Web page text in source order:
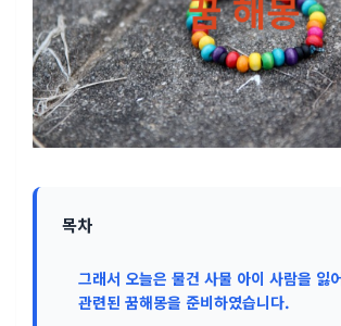
목차
그래서 오늘은 물건 사물 아이 사람을 잃
관련된 꿈해몽을 준비하였습니다.